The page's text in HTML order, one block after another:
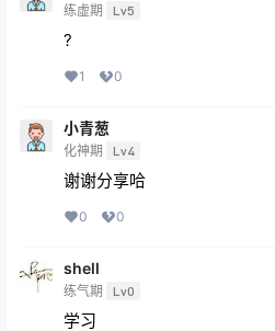
练虚期 Lv5
?
1 0
小青葱
化神期 Lv4
谢谢分享哈
0 0
shell
练气期 Lv0
学习